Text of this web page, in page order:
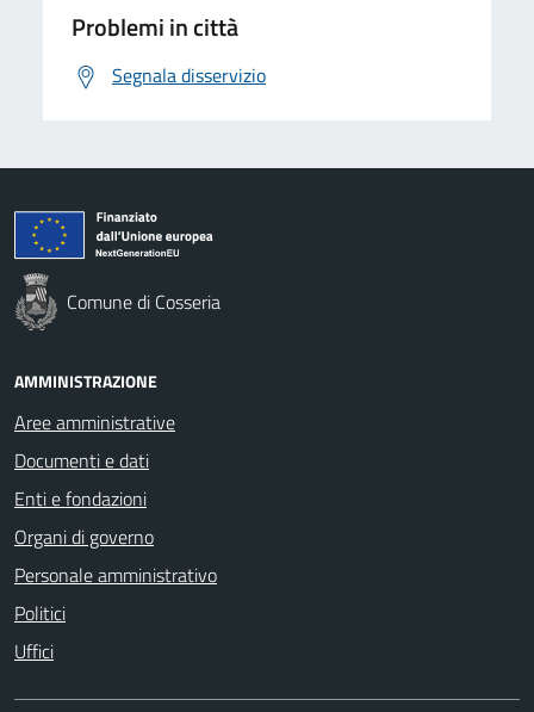
Problemi in città
Segnala disservizio
Comune di Cosseria
AMMINISTRAZIONE
Aree amministrative
Documenti e dati
Enti e fondazioni
Organi di governo
Personale amministrativo
Politici
Uffici